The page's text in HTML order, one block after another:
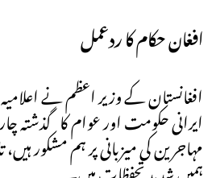
افغان حکام کا ردعمل
افغانستان کے وزیر اعظم نے
ایرانی حکومت اور عوام کا گذشتہ
مہاجرین کی میزبانی پر ہم مشکور